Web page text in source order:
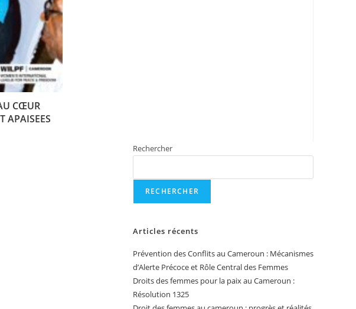
CŒUR
APAISEES
Rechercher
RECHERCHER
Articles récents
Prévention des Conflits au Cameroun : Mécanismes
d’Alerte Précoce et Rôle Central des Femmes
Droits des femmes pour la paix au Cameroun :
Résolution 1325